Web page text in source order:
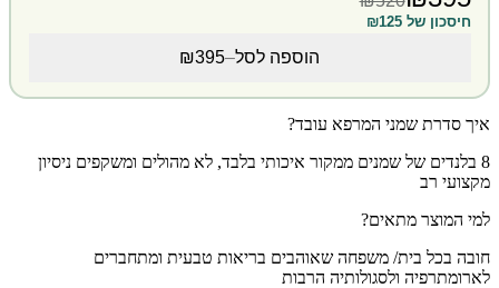
חיסכון של ₪125
הוספה לסל–
₪395
איך סדרת שמני המרפא עובד?
8 בלנדים של שמנים ממקור איכותי בלבד, לא מהולים ומשקפים ניסיון
מקצועי רב
למי המוצר מתאים?
חובה בכל בית/ משפחה שאוהבים בריאות טבעית ומתחברים
לארומתרפיה ולסגולותיה הרבות